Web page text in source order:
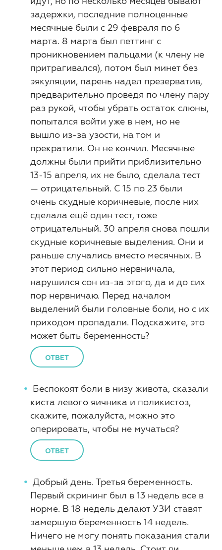
задержки, последние полноценные
месячные были с 29 февраля по 6
марта. 8 марта был петтинг с
проникновением пальцами (к члену не
притрагивался), потом был минет без
эякуляции, парень надел презерватив,
предварительно проведя по члену пару
раз рукой, чтобы убрать остаток слюны,
попытался войти уже в нем, но не
вышло из-за узости, на том и
прекратили. Он не кончил. Месячные
должны были прийти приблизительно
13-15 апреля, их не было, сделала тест
— отрицательный. С 15 по 23 были
очень скудные коричневые, после них
сделала ещё один тест, тоже
отрицательный. 30 апреля снова пошли
скудные коричневые выделения. Они и
раньше случались вместо месячных. В
этот период сильно нервничала,
нарушился сон из-за этого, да и до сих
пор нервничаю. Перед началом
выделений были головные боли, но с их
приходом пропадали. Подскажите, это
может быть беременность?
ОТВЕТ
Беспокоят боли в низу живота, сказали
киста левого яичника и поликистоз,
скажите, пожалуйста, можно это
оперировать, чтобы не мучаться?
ОТВЕТ
Добрый день. Третья беременность.
Первый скрининг был в 13 недель все в
норме. В 18 недель делают УЗИ ставят
замершую беременность 14 недель.
Ничего не могу понять показания стали